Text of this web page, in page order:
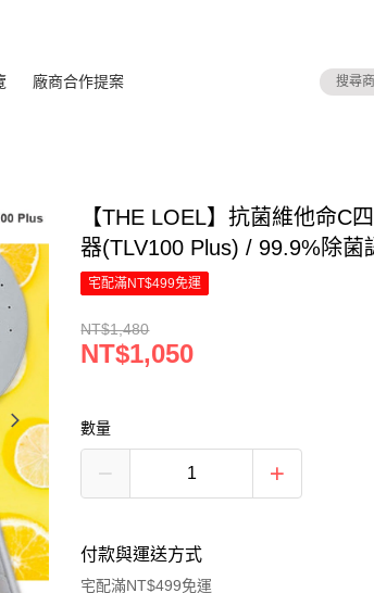
廠商合作提案
【THE LOEL】抗菌維他命C
器(TLV100 Plus) / 99.9%除菌
宅配滿NT$499免運
NT$1,480
NT$1,050
數量
付款與運送方式
宅配滿NT$499免運